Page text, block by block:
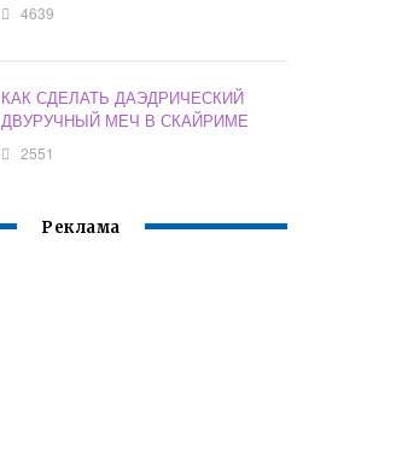
4639
КАК СДЕЛАТЬ ДАЭДРИЧЕСКИЙ
ДВУРУЧНЫЙ МЕЧ В СКАЙРИМЕ
2551
Реклама